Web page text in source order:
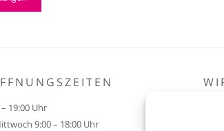
19:00 Uhr
9:00 – 18:00 Uhr